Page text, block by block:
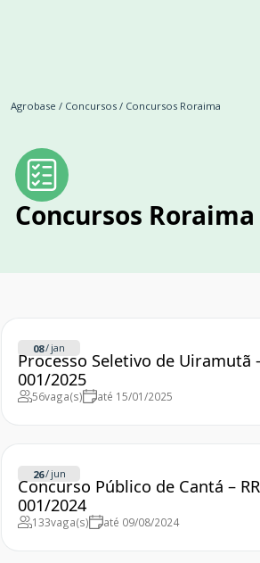
Agrobase / Concursos / Concursos Roraima
Concursos Roraima
08/ jan
Processo Seletivo de Uiramutã
001/2025
56vaga(s) até 15/01/2025
26/ jun
Concurso Público de Cantá –
001/2024
133vaga(s) até 09/08/2024